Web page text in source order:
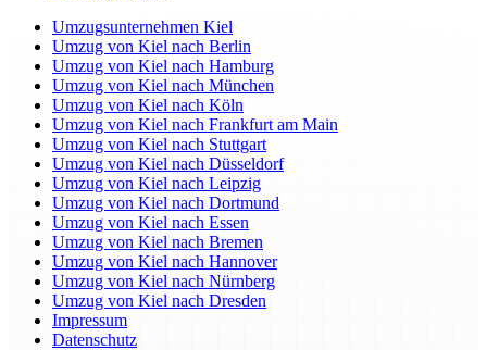
Umzugsunternehmen Kiel
Umzug von Kiel nach Berlin
Umzug von Kiel nach Hamburg
Umzug von Kiel nach München
Umzug von Kiel nach Köln
Umzug von Kiel nach Frankfurt am Main
Umzug von Kiel nach Stuttgart
Umzug von Kiel nach Düsseldorf
Umzug von Kiel nach Leipzig
Umzug von Kiel nach Dortmund
Umzug von Kiel nach Essen
Umzug von Kiel nach Bremen
Umzug von Kiel nach Hannover
Umzug von Kiel nach Nürnberg
Umzug von Kiel nach Dresden
Impressum
Datenschutz